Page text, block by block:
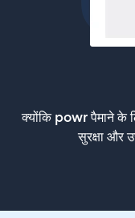
क्योंकि powr पैमाने के
सुरक्षा और